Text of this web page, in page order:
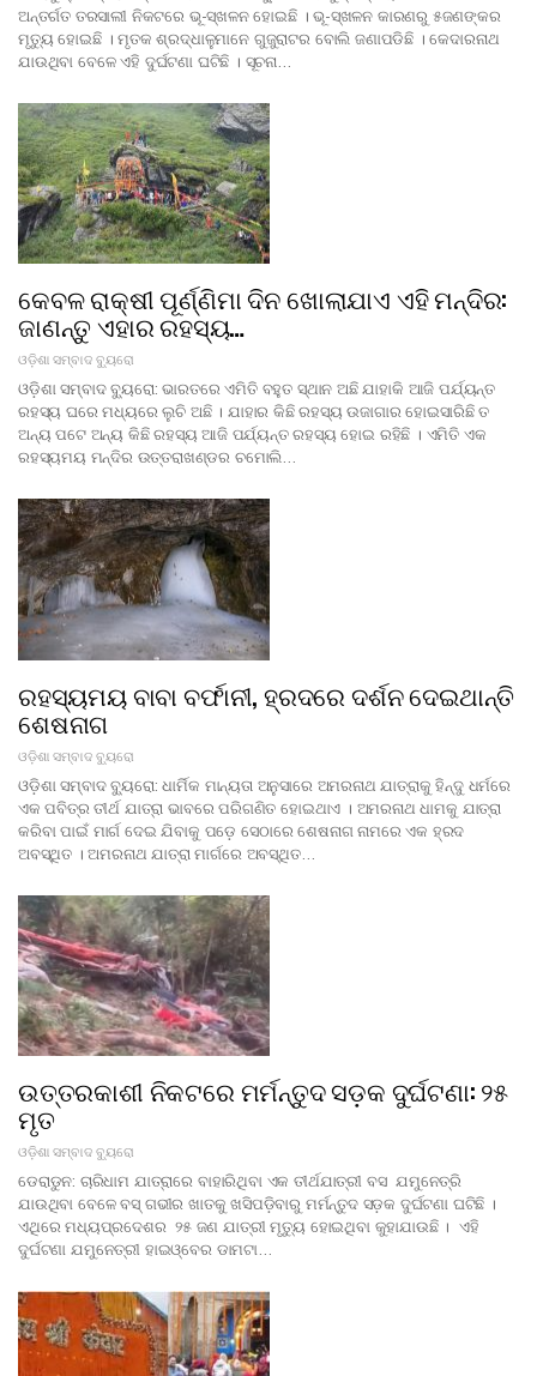
ଅନ୍ତର୍ଗତ ତରସାଲୀ ନିକଟରେ ଭୂ-ସ୍ଖଳନ ହୋଇଛି । ଭୂ-ସ୍ଖଳନ କାରଣରୁ ୫ଜଣଙ୍କର
ମୃତ୍ୟୁ ହୋଇଛି । ମୃତକ ଶ୍ରଦ୍ଧାଳୁମାନେ ଗୁଜୁରାଟର ବୋଲି ଜଣାପଡିଛି । କେଦାରନାଥ
ଯାଉଥିବା ବେଳେ ଏହି ଦୁର୍ଘଟଣା ଘଟିଛି । ସୂଚନା…
କେବଳ ରାକ୍ଷୀ ପୂର୍ଣ୍ଣିମା ଦିନ ଖୋଲାଯାଏ ଏହି ମନ୍ଦିର:
ଜାଣନ୍ତୁ ଏହାର ରହସ୍ୟ…
ଓଡ଼ିଶା ସମ୍ବାଦ ବ୍ୟୁରୋ
ଓଡ଼ିଶା ସମ୍ବାଦ ବ୍ୟୁରୋ: ଭାରତରେ ଏମିତି ବହୁତ ସ୍ଥାନ ଅଛି ଯାହାକି ଆଜି ପର୍ଯ୍ୟନ୍ତ
ରହସ୍ୟ ଘରେ ମଧ୍ୟରେ ଲୁଚି ଅଛି । ଯାହାର କିଛି ରହସ୍ୟ ଉଜାଗାର ହୋଇସାରିଛି ତ
ଅନ୍ୟ ପଟେ ଅନ୍ୟ କିଛି ରହସ୍ୟ ଆଜି ପର୍ଯ୍ୟନ୍ତ ରହସ୍ୟ ହୋଇ ରହିଛି । ଏମିତି ଏକ
ରହସ୍ୟମୟ ମନ୍ଦିର ଉତ୍ତରାଖଣ୍ଡର ଚମୋଲି…
ରହସ୍ୟମୟ ବାବା ବର୍ଫାନୀ, ହ୍ରଦରେ ଦର୍ଶନ ଦେଇଥାନ୍ତି
ଶେଷନାଗ
ଓଡ଼ିଶା ସମ୍ବାଦ ବ୍ୟୁରୋ
ଓଡ଼ିଶା ସମ୍ବାଦ ବ୍ୟୁରୋ: ଧାର୍ମିକ ମାନ୍ୟତା ଅନୁସାରେ ଅମରନାଥ ଯାତ୍ରାକୁ ହିନ୍ଦୁ ଧର୍ମରେ
ଏକ ପବିତ୍ର ତୀର୍ଥ ଯାତ୍ରା ଭାବରେ ପରିଗଣିତ ହୋଇଥାଏ । ଅମରନାଥ ଧାମକୁ ଯାତ୍ରା
କରିବା ପାଇଁ ମାର୍ଗ ଦେଇ ଯିବାକୁ ପଡ଼େ ସେଠାରେ ଶେଷନାଗ ନାମରେ ଏକ ହ୍ରଦ
ଅବସ୍ଥିତ । ଅମରନାଥ ଯାତ୍ରା ମାର୍ଗରେ ଅବସ୍ଥିତ…
ଉତ୍ତରକାଶୀ ନିକଟରେ ମର୍ମନ୍ତୁଦ ସଡ଼କ ଦୁର୍ଘଟଣା: ୨୫
ମୃତ
ଓଡ଼ିଶା ସମ୍ବାଦ ବ୍ୟୁରୋ
ଡେରାଡୁନ: ଚାରିଧାମ ଯାତ୍ରାରେ ବାହାରିଥିବା ଏକ ତୀର୍ଥଯାତ୍ରୀ ବସ ଯମୁନେତ୍ରି
ଯାଉଥିବା ବେଳେ ବସ୍ ଗଭୀର ଖାତକୁ ଖସିପଡ଼ିବାରୁ ମର୍ମନ୍ତୁଦ ସଡ଼କ ଦୁର୍ଘଟଣା ଘଟିଛି ।
ଏଥିରେ ମଧ୍ୟପ୍ରଦେଶର ୨୫ ଜଣ ଯାତ୍ରୀ ମୃତ୍ୟୁ ହୋଇଥିବା କୁହାଯାଉଛି । ଏହି
ଦୁର୍ଘଟଣା ଯମୁନେତ୍ରୀ ହାଇଓ୍ବେର ଡାମଟା…